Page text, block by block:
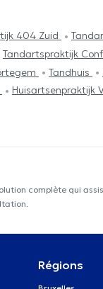
404 Zuid
Tandartspraktijk
Tandhuis
Huisartsenpraktijk
complète qui
Régions